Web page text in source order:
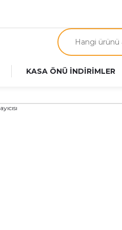
KASA ÖNÜ İNDİRİMLER